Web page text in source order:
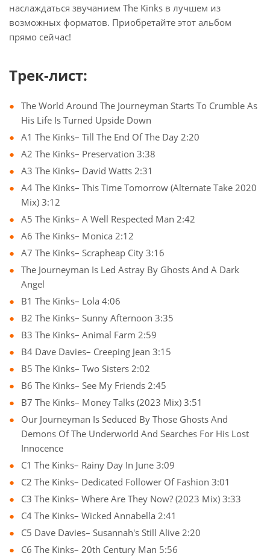
наслаждаться звучанием The Kinks в лучшем из
возможных форматов. Приобретайте этот альбом
прямо сейчас!
Трек-лист:
The World Around The Journeyman Starts To Crumble As
His Life Is Turned Upside Down
A1 The Kinks– Till The End Of The Day 2:20
A2 The Kinks– Preservation 3:38
A3 The Kinks– David Watts 2:31
A4 The Kinks– This Time Tomorrow (Alternate Take 2020
Mix) 3:12
A5 The Kinks– A Well Respected Man 2:42
A6 The Kinks– Monica 2:12
A7 The Kinks– Scrapheap City 3:16
The Journeyman Is Led Astray By Ghosts And A Dark
Angel
B1 The Kinks– Lola 4:06
B2 The Kinks– Sunny Afternoon 3:35
B3 The Kinks– Animal Farm 2:59
B4 Dave Davies– Creeping Jean 3:15
B5 The Kinks– Two Sisters 2:02
B6 The Kinks– See My Friends 2:45
B7 The Kinks– Money Talks (2023 Mix) 3:51
Our Journeyman Is Seduced By Those Ghosts And
Demons Of The Underworld And Searches For His Lost
Innocence
C1 The Kinks– Rainy Day In June 3:09
C2 The Kinks– Dedicated Follower Of Fashion 3:01
C3 The Kinks– Where Are They Now? (2023 Mix) 3:33
C4 The Kinks– Wicked Annabella 2:41
C5 Dave Davies– Susannah's Still Alive 2:20
C6 The Kinks– 20th Century Man 5:56